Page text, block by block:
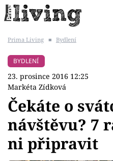
BYDLENÍ SLAVNÝCH
Témata
Bydlení
Prima Living ■ Bydlení
BYDLENÍ
23. prosince 2016 12:25
Markéta Zídková
Čekáte o
návštěvu? 7
ni připravit